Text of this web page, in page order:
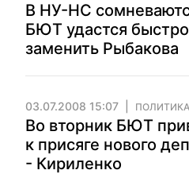
В НУ-НС
БЮТ удастся быстро
заменить Рыбакова
03.07.2008 15:07 ПОЛИТИКА
Во вторник БЮТ
к присяге нового
- Кириленко